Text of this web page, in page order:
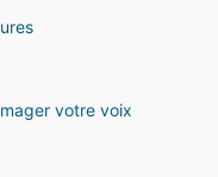
votre voix